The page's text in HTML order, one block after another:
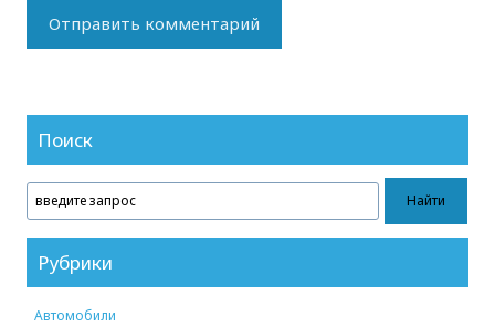
Поиск
Рубрики
Автомобили